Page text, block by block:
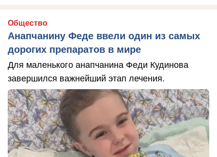
Общество
Анапчанину Феде ввели один из самых
дорогих препаратов в мире
Для маленького анапчанина Феди Кудинова
завершился важнейший этап лечения.